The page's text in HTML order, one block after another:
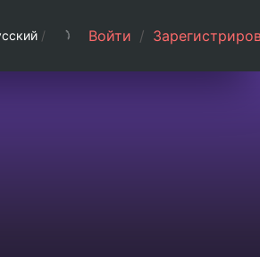
/ Войти /